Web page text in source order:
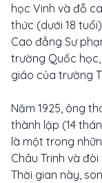
học Vinh và đỗ
thức (dưới 18
Cao đẳng Sư
trường Quốc
giáo của trường
Năm 1925, ông
thành lập (14
là một trong
Châu Trinh và
Thời gian này,